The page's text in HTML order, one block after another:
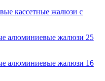
кассетные жалюзи с
алюминиевые жалюзи 25
алюминиевые жалюзи 16